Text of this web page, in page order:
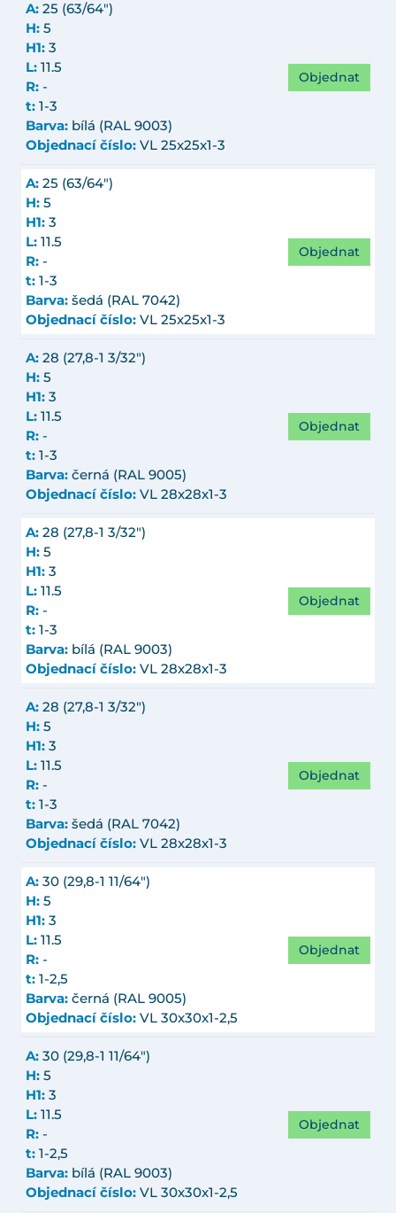
A: 25 (63/64")
H: 5
H1: 3
L: 11.5
R: -
t: 1-3
Barva: bílá (RAL 9003)
Objednací číslo: VL 25x25x1-3
Objednat
A: 25 (63/64")
H: 5
H1: 3
L: 11.5
R: -
t: 1-3
Barva: šedá (RAL 7042)
Objednací číslo: VL 25x25x1-3
Objednat
A: 28 (27,8-1 3/32")
H: 5
H1: 3
L: 11.5
R: -
t: 1-3
Barva: černá (RAL 9005)
Objednací číslo: VL 28x28x1-3
Objednat
A: 28 (27,8-1 3/32")
H: 5
H1: 3
L: 11.5
R: -
t: 1-3
Barva: bílá (RAL 9003)
Objednací číslo: VL 28x28x1-3
Objednat
A: 28 (27,8-1 3/32")
H: 5
H1: 3
L: 11.5
R: -
t: 1-3
Barva: šedá (RAL 7042)
Objednací číslo: VL 28x28x1-3
Objednat
A: 30 (29,8-1 11/64")
H: 5
H1: 3
L: 11.5
R: -
t: 1-2,5
Barva: černá (RAL 9005)
Objednací číslo: VL 30x30x1-2,5
Objednat
A: 30 (29,8-1 11/64")
H: 5
H1: 3
L: 11.5
R: -
t: 1-2,5
Barva: bílá (RAL 9003)
Objednací číslo: VL 30x30x1-2,5
Objednat